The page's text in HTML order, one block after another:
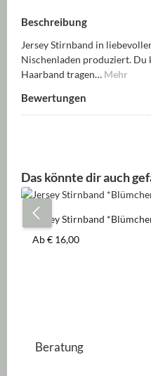
Beschreibung
Jersey Stirnband in
Nischenladen produziert. Du
Haarband tragen… Mehr
Bewertungen
Produktgalerie überspringen
Das könnte dir auch
Jersey Stirnband
Regulärer Preis:
Ab€ 16,00
Beratung